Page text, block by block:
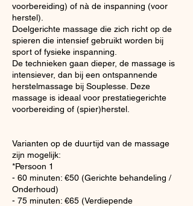
voorbereiding) of nà de inspanning (voor
herstel).
Doelgerichte massage die zich richt op de
spieren die intensief gebruikt worden bij
sport of fysieke inspanning.
De technieken gaan dieper, de massage is
intensiever, dan bij een ontspannende
herstelmassage bij Souplesse. Deze
massage is ideaal voor prestatiegerichte
voorbereiding of (spier)herstel.
Varianten op de duurtijd van de massage
zijn mogelijk:
*Persoon 1
- 60 minuten: €50 (Gerichte behandeling /
Onderhoud)
- 75 minuten: €65 (Verdiepende